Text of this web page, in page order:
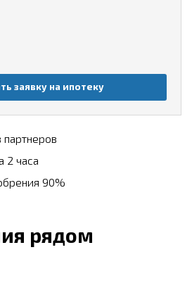
заявку на ипотеку
2 часа
90%
рядом